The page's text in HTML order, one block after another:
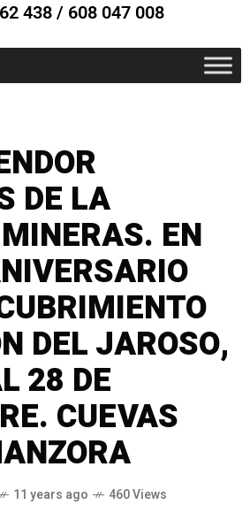
438 / 608 047 008
DE LA
EN
DEL JAROSO,
28 DE
CUEVAS
11 years ago 460 Views